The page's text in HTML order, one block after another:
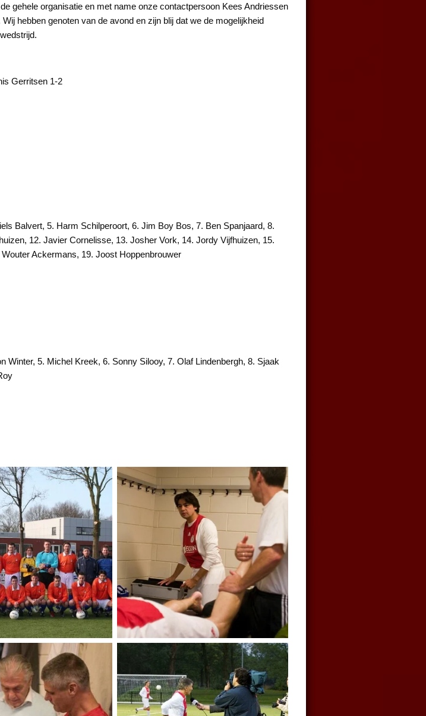
gehele organisatie en met name onze contactpersoon Kees Andriessen
hebben genoten van de avond en zijn blij dat we de mogelijkheid
Gerritsen 1-2
Balvert, 5. Harm Schilperoort, 6. Jim Boy Bos, 7. Ben Spanjaard, 8.
12. Javier Cornelisse, 13. Josher Vork, 14. Jordy Vijfhuizen, 15.
Ackermans, 19. Joost Hoppenbrouwer
5. Michel Kreek, 6. Sonny Silooy, 7. Olaf Lindenbergh, 8. Sjaak